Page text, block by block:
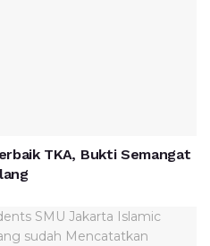
TKA, Bukti Semangat